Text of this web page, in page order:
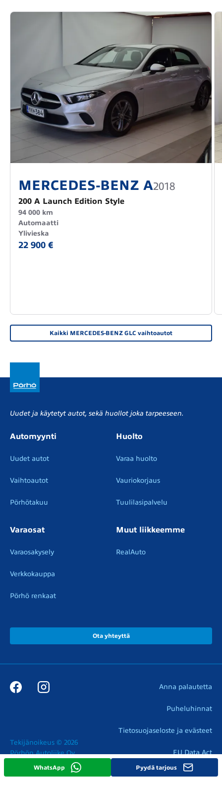
WhatsApp Pyydä tarjous
MERCEDES-BENZ A2018
200 A Launch Edition Style
94 000 km
Automaatti
Ylivieska
22 900 €
Kaikki MERCEDES-BENZ GLC vaihtoautot
Uudet ja käytetyt autot, sekä huollot joka tarpeeseen.
Automyynti
Uudet autot
Vaihtoautot
Pörhötakuu
Huolto
Varaa huolto
Vauriokorjaus
Tuulilasipalvelu
Varaosat
Varaosakysely
Verkkokauppa
Pörhö renkaat
Muut liikkeemme
RealAuto
Ota yhteyttä
Tekijänoikeus © 2026
Pörhön Autoliike Oy
Anna palautetta
Puheluhinnat
Tietosuojaseloste ja evästeet
EU Data Act